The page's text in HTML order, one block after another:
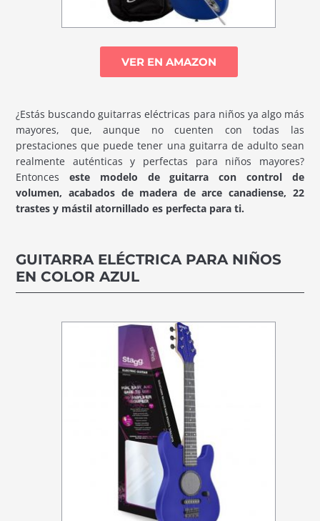
VER EN AMAZON
¿Estás buscando guitarras eléctricas para niños ya algo más
mayores, que, aunque no cuenten con todas las
prestaciones que puede tener una guitarra de adulto sean
realmente auténticas y perfectas para niños mayores?
Entonceseste modelo de guitarra con control de
volumen, acabados de madera de arce canadiense, 22
trastes y mástil atornillado es perfecta para ti.
GUITARRA ELÉCTRICA PARA NIÑOS
EN COLOR AZUL